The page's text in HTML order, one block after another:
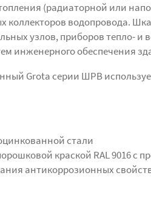
(радиаторной или
коллекторов водопровода.
узлов, приборов тепло- и
инженерного обеспечения
Grota серии ШРВ
стали
краской RAL 9016 с
антикоррозионных